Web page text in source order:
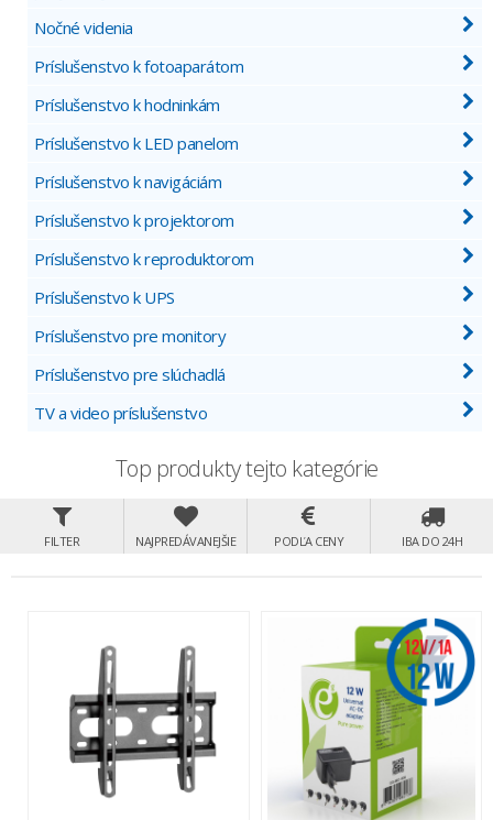
Nočné videnia
Príslušenstvo k fotoaparátom
Príslušenstvo k hodninkám
Príslušenstvo k LED panelom
Príslušenstvo k navigáciám
Príslušenstvo k projektorom
Príslušenstvo k reproduktorom
Príslušenstvo k UPS
Príslušenstvo pre monitory
Príslušenstvo pre slúchadlá
TV a video príslušenstvo
Top produkty tejto kategórie
FILTER NAJPREDÁVANEJŠIE PODĽA CENY IBA DO 24H